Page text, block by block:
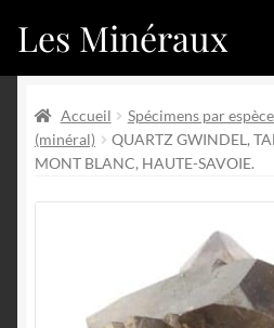
Aller
à
navigation
Aller
au
Les Minéraux
Catégories
Nouveautés
Mon compte
Boutique
Nouveautés
Accueil Spécimens par
(minéral)
QUARTZ GWINDEL,
MONT BLANC, HAUTE-SAVOIE.